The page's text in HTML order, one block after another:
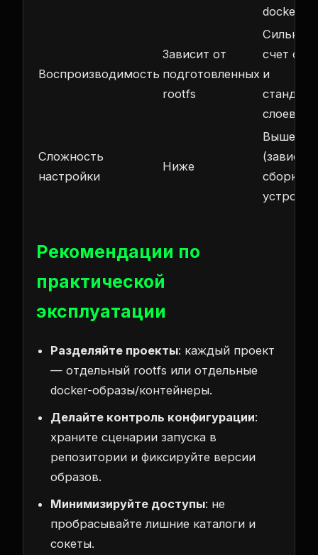
docker
Воспроизводимость
Зависит от
подготовленных
rootfs
Сильнее
счет
и
слоев
Сложность
настройки
Ниже
Выше
(зависит
сборки и
Рекомендации по
практической
эксплуатации
Разделяйте проекты: каждый проект
— отдельный rootfs или отдельные
docker-образы/контейнеры.
Делайте контроль конфигурации:
храните сценарии запуска в
репозитории и фиксируйте версии
образов.
Минимизируйте доступы: не
пробрасывайте лишние каталоги и
сокеты.